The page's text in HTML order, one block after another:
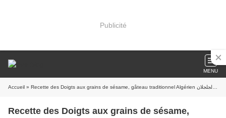
Publicité
MENU
Accueil » Recette des Doigts aux grains de sésame, gâteau traditionnel Algérien وصفة حلوة تقليدية جزائرية، صبيعات بالجلجلان
Recette des Doigts aux grains de sésame,